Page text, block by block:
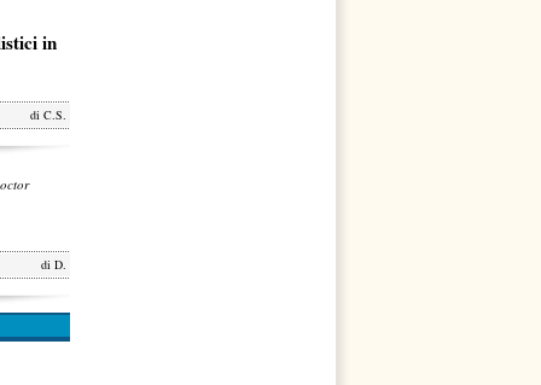
in
di C.S.
di D.